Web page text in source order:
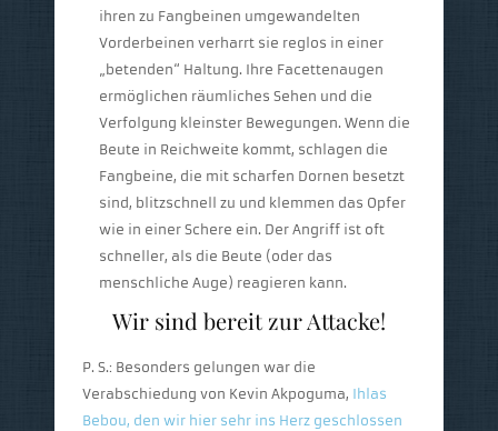
ihren zu Fangbeinen umgewandelten
Vorderbeinen verharrt sie reglos in einer
„betenden“ Haltung. Ihre Facettenaugen
ermöglichen räumliches Sehen und die
Verfolgung kleinster Bewegungen. Wenn die
Beute in Reichweite kommt, schlagen die
Fangbeine, die mit scharfen Dornen besetzt
sind, blitzschnell zu und klemmen das Opfer
wie in einer Schere ein. Der Angriff ist oft
schneller, als die Beute (oder das
menschliche Auge) reagieren kann.
Wir sind bereit zur Attacke!
P. S.: Besonders gelungen war die
Verabschiedung von Kevin Akpoguma, Ihlas
Bebou, den wir hier sehr ins Herz geschlossen